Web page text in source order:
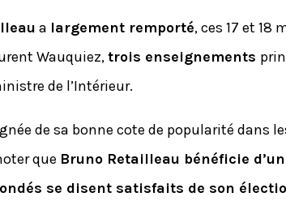
a largement remporté, ces 17 et 18
Wauquiez,trois enseignements
de l’Intérieur.
de sa bonne cote de popularité dans
que Bruno Retailleau bénéficie
se disent satisfaits de son